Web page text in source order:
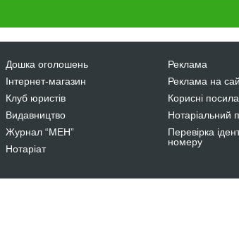
Дошка оголошень
Інтернет-магазин
Клуб юристів
Видавництво
Журнал “МЕН”
Нотаріат
Реклама
Реклама на
Корисні
Нотаріальний
Перевірка
номеру